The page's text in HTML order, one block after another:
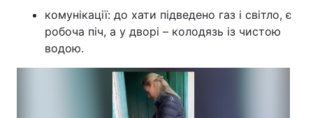
комунікації: до хати підведено газ і світло, є
робоча піч, а у дворі – колодязь із чистою
водою.